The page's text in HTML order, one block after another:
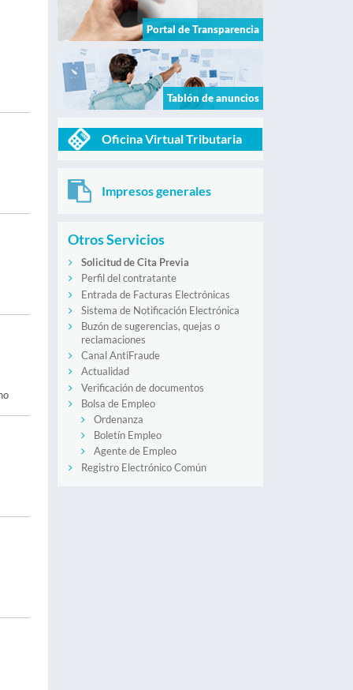
Portal de Transparencia
Tablón de anuncios
Oficina Virtual Tributaria
Impresos generales
Otros Servicios
Solicitud de Cita Previa
Perfil del contratante
Entrada de Facturas Electrónicas
Sistema de Notificación Electrónica
Buzón de sugerencias, quejas o
reclamaciones
Canal AntiFraude
Actualidad
Verificación de documentos
Bolsa de Empleo
Ordenanza
Boletín Empleo
Agente de Empleo
Registro Electrónico Común